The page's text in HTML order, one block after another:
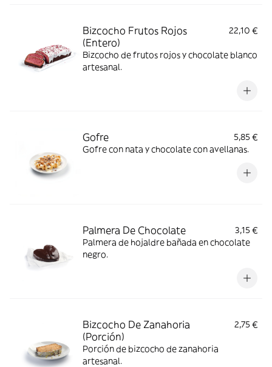
Bizcocho Frutos Rojos
(Entero)
22,10 €
Bizcocho de frutos rojos y chocolate blanco
artesanal.
Gofre
5,85 €
Gofre con nata y chocolate con avellanas.
Palmera De Chocolate
3,15 €
Palmera de hojaldre bañada en chocolate
negro.
Bizcocho De Zanahoria
(Porción)
2,75 €
Porción de bizcocho de zanahoria
artesanal.